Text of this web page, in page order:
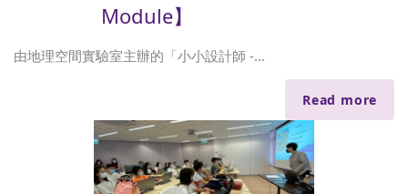
Module】
由地理空間實驗室主辦的「小小設計師 -...
Read more